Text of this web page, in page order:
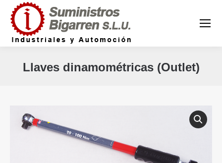
Llaves dinamométricas (Outlet)